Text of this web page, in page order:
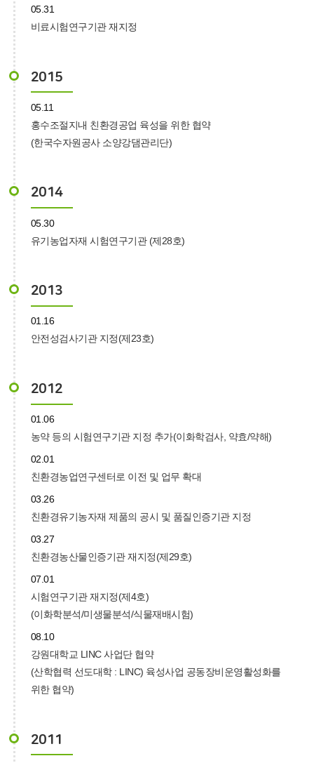
05.31
비료시험연구기관 재지정
2015
05.11
홍수조절지내 친환경공업 육성을 위한 협약
(한국수자원공사 소양강댐관리단)
2014
05.30
유기농업자재 시험연구기관 (제28호)
2013
01.16
안전성검사기관 지정(제23호)
2012
01.06
농약 등의 시험연구기관 지정 추가(이화학검사, 약효/약해)
02.01
친환경농업연구센터로 이전 및 업무 확대
03.26
친환경유기농자재 제품의 공시 및 품질인증기관 지정
03.27
친환경농산물인증기관 재지정(제29호)
07.01
시험연구기관 재지정(제4호)
(이화학분석/미생물분석/식물재배시험)
08.10
강원대학교 LINC 사업단 협약
(산학협력 선도대학 : LINC) 육성사업 공동장비운영활성화를
위한 협약)
2011